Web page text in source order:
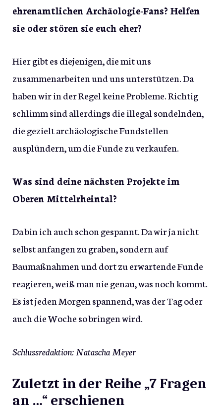
ehrenamtlichen Archäologie-Fans? Helfen
sie oder stören sie euch eher?
Hier gibt es diejenigen, die mit uns
zusammenarbeiten und uns unterstützen. Da
haben wir in der Regel keine Probleme. Richtig
schlimm sind allerdings die illegal sondelnden,
die gezielt archäologische Fundstellen
ausplündern, um die Funde zu verkaufen.
Was sind deine nächsten Projekte im
Oberen Mittelrheintal?
Da bin ich auch schon gespannt. Da wir ja nicht
selbst anfangen zu graben, sondern auf
Baumaßnahmen und dort zu erwartende Funde
reagieren, weiß man nie genau, was noch kommt.
Es ist jeden Morgen spannend, was der Tag oder
auch die Woche so bringen wird.
Schlussredaktion: Natascha Meyer
Zuletzt in der Reihe „7 Fragen
an …“ erschienen